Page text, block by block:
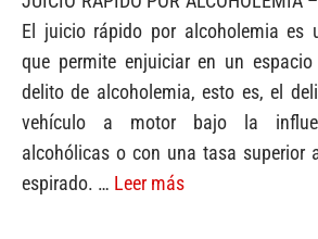
El juicio rápido por alcoholemia es
que permite enjuiciar en un espacio
delito de alcoholemia, esto es, el
vehículo a motor bajo la
alcohólicas o con una tasa superior
espirado. … Leer más